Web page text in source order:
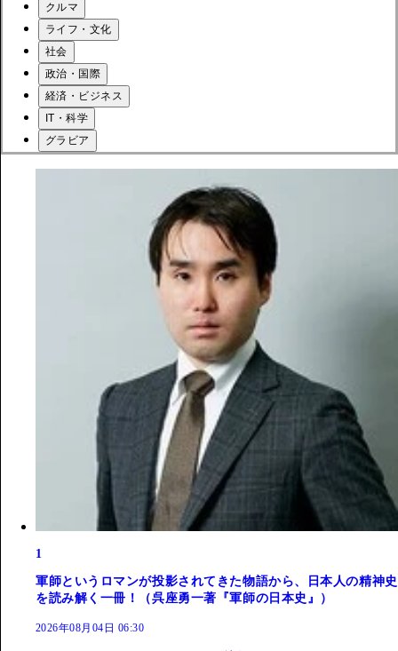
クルマ
ライフ・文化
社会
政治・国際
経済・ビジネス
IT・科学
グラビア
1
軍師というロマンが投影されてきた物語から、日本人の精神史
を読み解く一冊！（呉座勇一著『軍師の日本史』）
2026年08月04日 06:30